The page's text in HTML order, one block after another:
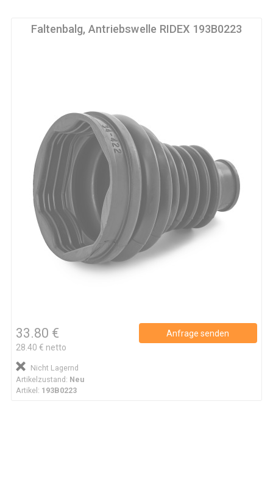
Faltenbalg, Antriebswelle RIDEX 193B0223
33.80 €
28.40 € netto
Anfrage senden
Nicht Lagernd
Artikelzustand: Neu
Artikel: 193B0223